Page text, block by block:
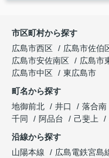
市区町村から探す
広島市西区
広島市佐伯
広島市安佐南区
広島市
広島市中区
東広島市
町名から探す
地御前北
井口 落合南
千同
阿品台 己斐上
沿線から探す
山陽本線
広島電鉄宮島